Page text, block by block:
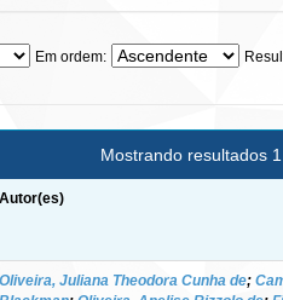
Em ordem:
Mostrando resultados
Autor(es)
Oliveira, Juliana Theodora Cunha de;